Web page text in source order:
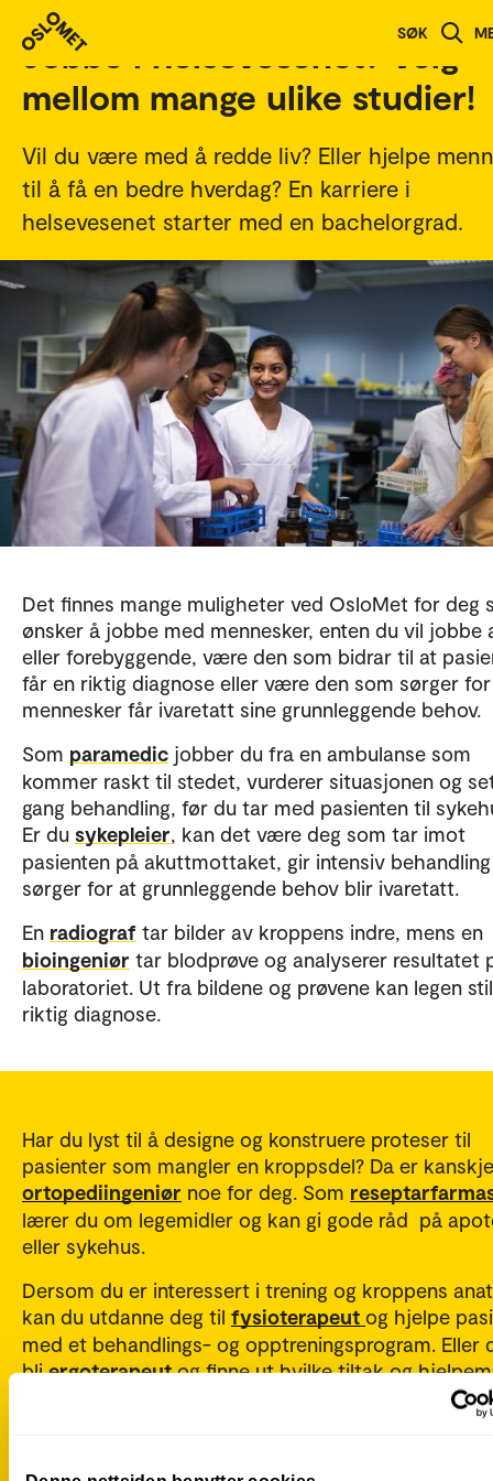
SØK
Jobbe i helsevesenet? Velg
mellom mange ulike studier!
Vil du være med å redde liv? Eller hjelpe
til å få en bedre hverdag? En karriere i
helsevesenet starter med en bachelorgrad.
Det finnes mange muligheter ved OsloMet for deg
ønsker å jobbe med mennesker, enten du vil jobbe
eller forebyggende, være den som bidrar til at
får en riktig diagnose eller være den som sørger
mennesker får ivaretatt sine grunnleggende behov.
Som paramedic jobber du fra en ambulanse som
kommer raskt til stedet, vurderer situasjonen og
gang behandling, før du tar med pasienten til
Er du sykepleier, kan det være deg som tar imot
pasienten på akuttmottaket, gir intensiv
sørger for at grunnleggende behov blir ivaretatt.
En radiograf tar bilder av kroppens indre, mens en
bioingeniør tar blodprøve og analyserer resultatet
laboratoriet. Ut fra bildene og prøvene kan legen
riktig diagnose.
Har du lyst til å designe og konstruere proteser til
pasienter som mangler en kroppsdel? Da er kanskje
ortopediingeniør noe for deg. Som
lærer du om legemidler og kan gi gode råd på
eller sykehus.
Dersom du er interessert i trening og kroppens
kan du utdanne deg til fysioterapeut og hjelpe
med et behandlings- og opptreningsprogram. Eller
bliergoterapeutog finne ut hvilke tiltak og
som behøves for at personen skal klare seg selv.